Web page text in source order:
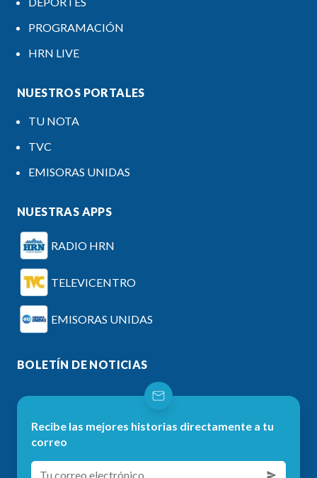
PROGRAMACIÓN
HRN LIVE
NUESTROS PORTALES
TU NOTA
TVC
EMISORAS UNIDAS
NUESTRAS APPS
RADIO HRN
TELEVICENTRO
EMISORAS UNIDAS
BOLETÍN DE NOTICIAS
Recibe las mejores historias directamente a tu
correo